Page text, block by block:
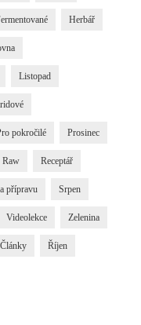
Herbář
Listopad
pokročilé Prosinec
Raw Receptář
přípravu Srpen
Videolekce Zelenina
Články Říjen